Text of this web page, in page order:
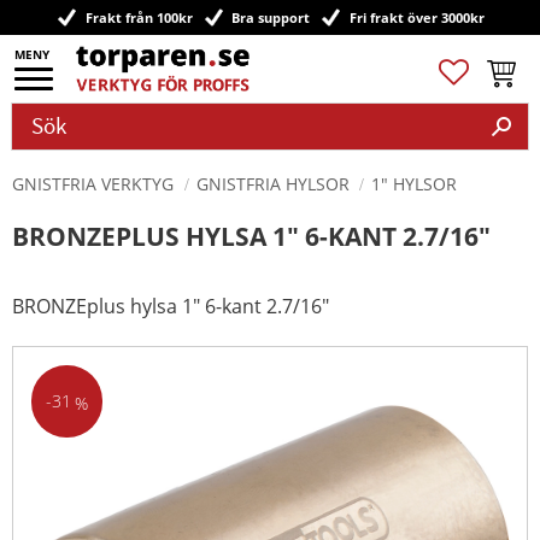
Meny
Frakt från 100kr Bra support Fri frakt över 3000kr
Favoriter
GNISTFRIA VERKTYG GNISTFRIA HYLSOR 1" HYLSOR
BRONZEPLUS HYLSA 1" 6-KANT 2.7/16"
BRONZEplus hylsa 1" 6-kant 2.7/16"
31 %